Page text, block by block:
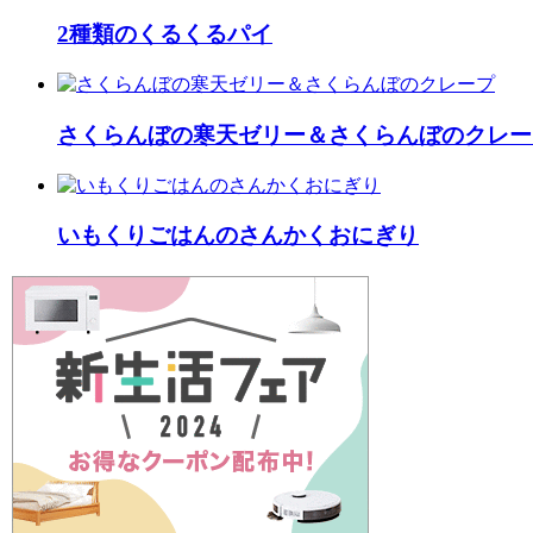
2種類のくるくるパイ
さくらんぼの寒天ゼリー＆さくらんぼのクレ
いもくりごはんのさんかくおにぎり